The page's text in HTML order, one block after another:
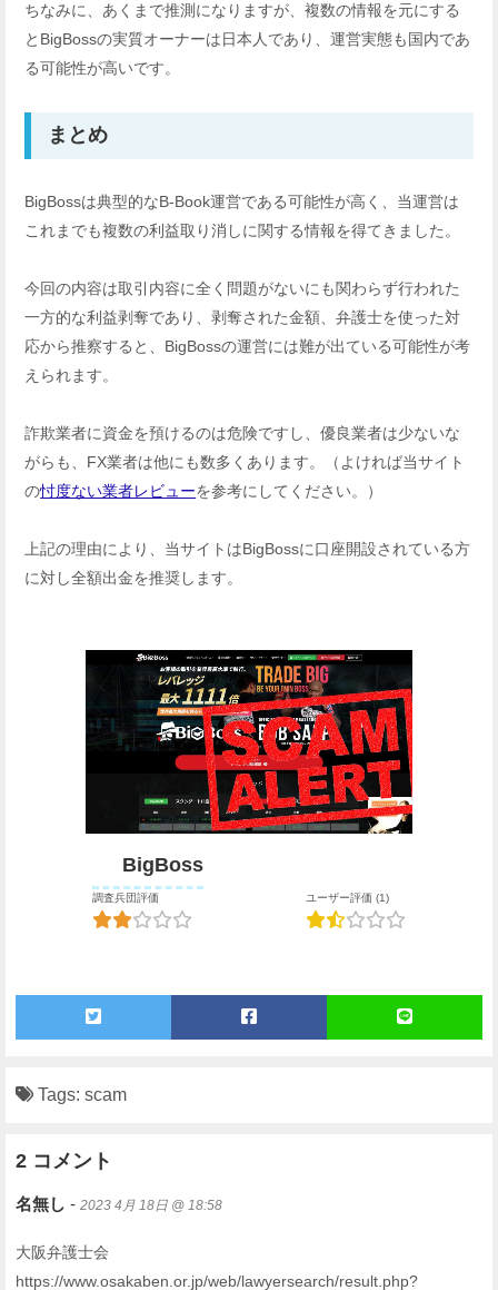
ちなみに、あくまで推測になりますが、複数の情報を元にする
とBigBossの実質オーナーは日本人であり、運営実態も国内であ
る可能性が高いです。
まとめ
BigBossは典型的なB-Book運営である可能性が高く、当運営は
これまでも複数の利益取り消しに関する情報を得てきました。
今回の内容は取引内容に全く問題がないにも関わらず行われた
一方的な利益剥奪であり、剥奪された金額、弁護士を使った対
応から推察すると、BigBossの運営には難が出ている可能性が考
えられます。
詐欺業者に資金を預けるのは危険ですし、優良業者は少ないな
がらも、FX業者は他にも数多くあります。（よければ当サイト
の忖度ない業者レビューを参考にしてください。）
上記の理由により、当サイトはBigBossに口座開設されている方
に対し全額出金を推奨します。
BigBoss
調査兵団評価 ユーザー評価 (1)
Tags: scam
2 コメント
名無し - 2023 4月 18日 @ 18:58
大阪弁護士会
https://www.osakaben.or.jp/web/lawyersearch/result.php?